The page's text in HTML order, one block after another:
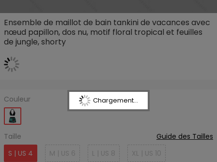
Ensemble de maillot de bain tankini de vacances avec
nœud papillon, dos nu, motif floral tropical et feuilles
de jungle, shorty
Couleur
Taille
Guide des Tailles
S | US 4
M | US 6 L | US 8 XL | US 10
Chargement...